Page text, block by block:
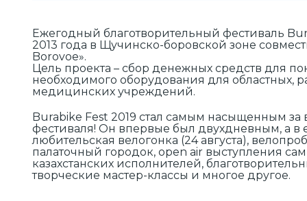
Ежегодный благотворительный фестиваль
2013 года в Щучинско-боровской зоне
Borovoe».
Цель проекта – сбор денежных средств для
необходимого оборудования для областных,
медицинских учреждений.
Burabike Fest 2019 стал самым насыщенным
фестиваля! Он впервые был двухдневным, а в
любительская велогонка (24 августа),
палаточный городок, open air выступления
казахстанских исполнителей,
творческие мастер-классы и многое другое.